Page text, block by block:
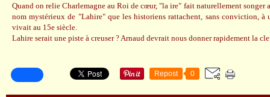
Quand on relie Charlemagne au Roi de cœur, "la ire" fait naturellement songer
nom mystérieux de "Lahire" que les historiens rattachent, sans conviction,
vivait au 15e siècle.
Lahire serait une piste à creuser ? Arnaud devrait nous donner rapidement la
Repost 0